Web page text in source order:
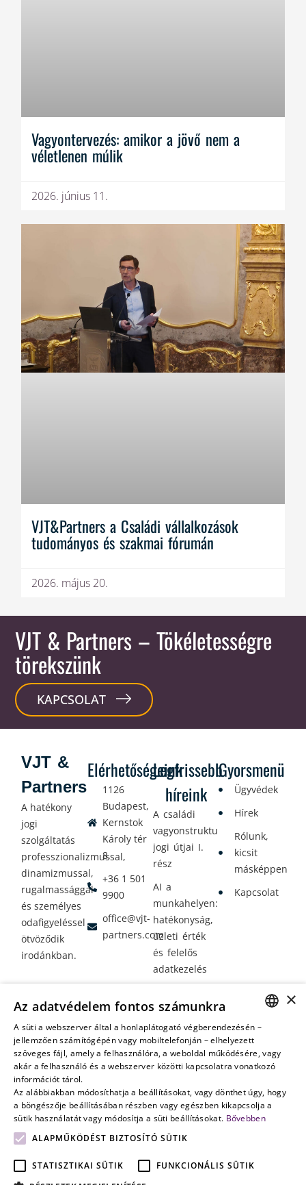
Vagyontervezés: amikor a jövő nem a
véletlenen múlik
2026. június 11.
VJT&Partners a Családi vállalkozások
tudományos és szakmai fórumán
2026. május 20.
VJT & Partners – Tökéletességre
törekszünk
KAPCSOLAT
Elérhetőségeink
1126
Budapest,
Kernstok
Károly tér
8.
+36 1 501
9900
office@vjt-
partners.com
Legfrissebb
híreink
A családi
vagyonstrukturálás
jogi útjai I.
rész
AI a
munkahelyen:
hatékonyság,
üzleti érték
és felelős
adatkezelés
amikor a jövő
nem a
véletlenen
múlik
Gyorsmenü
Ügyvédek
Hírek
Rólunk,
kicsit
másképpen
Kapcsolat
VJT &
Partners
A hatékony
jogi
szolgáltatás
professzionalizmussal,
dinamizmussal,
rugalmassággal
és személyes
odafigyeléssel
ötvöződik
irodánkban.
HUNGARIAN
ENGLISH
×
Az adatvédelem fontos számunkra
A süti a webszerver által a honlaplátogató végberendezésén –
jellemzően számítógépén vagy mobiltelefonján – elhelyezett
szöveges fájl, amely a felhasználóra, a weboldal működésére, vagy
akár a felhasználó és a webszerver közötti kapcsolatra vonatkozó
információt tárol.
Az alábbiakban módosíthatja a beállításokat, vagy dönthet úgy, hogy
a böngészője beállításában részben vagy egészben kikapcsolja a
sütik használatát vagy módosítja a süti beállításokat. Bővebben
ALAPMŰKÖDÉST BIZTOSÍTÓ SÜTIK
STATISZTIKAI SÜTIK
FUNKCIONÁLIS SÜTIK